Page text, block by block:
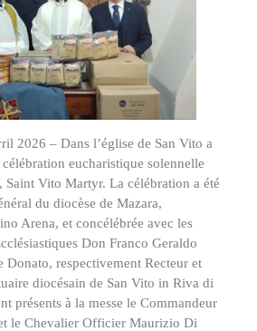
2026 – Dans l’église de San Vito a
célébration eucharistique solennelle
Saint Vito Martyr. La célébration a été
du diocèse de Mazara,
Arena, et concélébrée avec les
Don Franco Geraldo
Donato, respectivement Recteur et
diocésain de San Vito in Riva di
présents à la messe le Commandeur
le Chevalier Officier Maurizio Di